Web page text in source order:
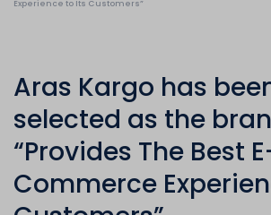
Experience to Its Customers”
Aras Kargo has
selected as the
“Provides The Best
Commerce